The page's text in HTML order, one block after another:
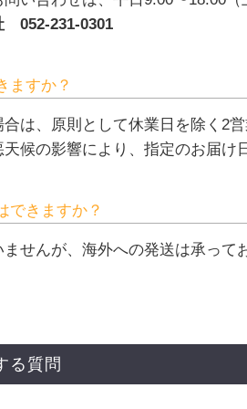
052-231-0301
ますか？
は、原則として休業日を除く2
候の影響により、指定のお届
できますか？
せんが、海外への発送は承って
る質問